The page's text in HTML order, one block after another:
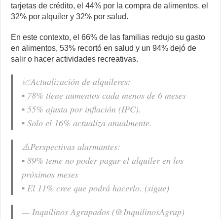
tarjetas de crédito, el 44% por la compra de alimentos, el
32% por alquiler y 32% por salud.
En este contexto, el 66% de las familias redujo su gasto
en alimentos, 53% recortó en salud y un 94% dejó de
salir o hacer actividades recreativas.
📈Actualización de alquileres:
▪️ 78% tiene aumentos cada menos de 6 meses
▪️ 55% ajusta por inflación (IPC).
▪️ Solo el 16% actualiza anualmente.
⚠️Perspectivas alarmantes:
▪️ 89% teme no poder pagar el alquiler en los
próximos meses
▪️ El 11% cree que podrá hacerlo. (sigue)
— Inquilinos Agrupados (@InquilinosAgrup)